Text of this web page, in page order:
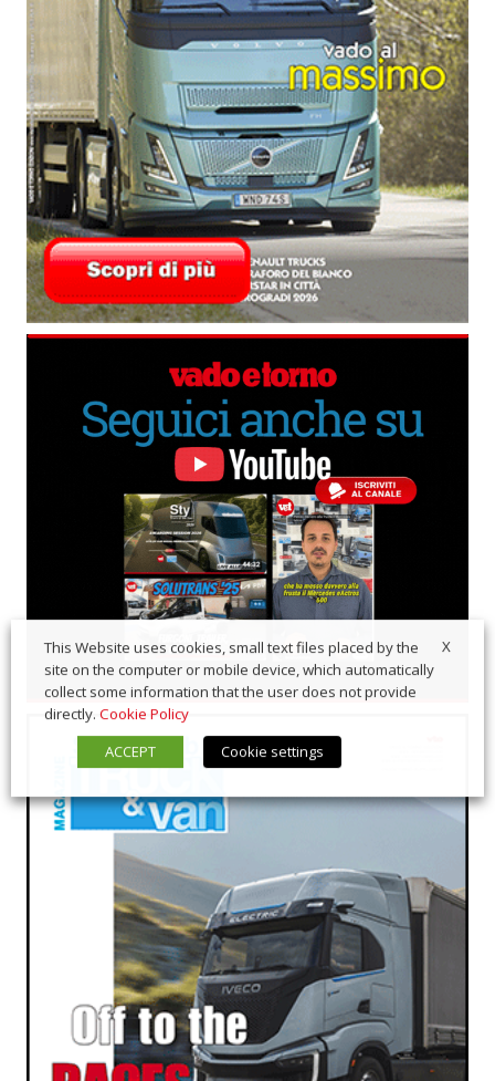
X
This Website uses cookies, small text files placed by the
site on the computer or mobile device, which automatically
collect some information that the user does not provide
directly. Cookie Policy
ACCEPT
Cookie settings